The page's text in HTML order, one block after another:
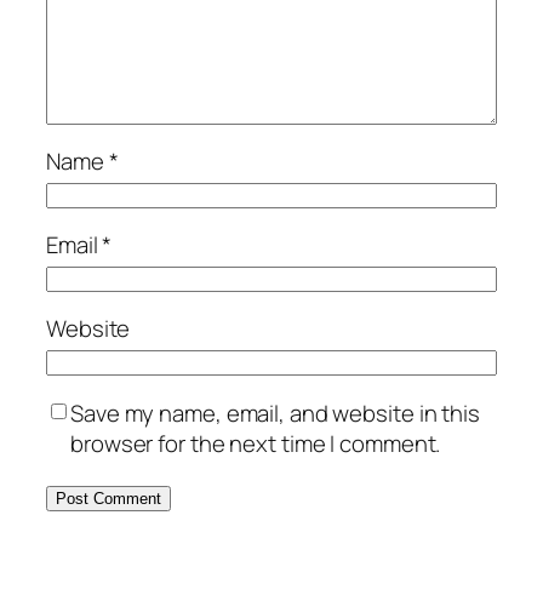
Name*
Email*
Website
Save my name, email, and website in this
browser for the next time I comment.